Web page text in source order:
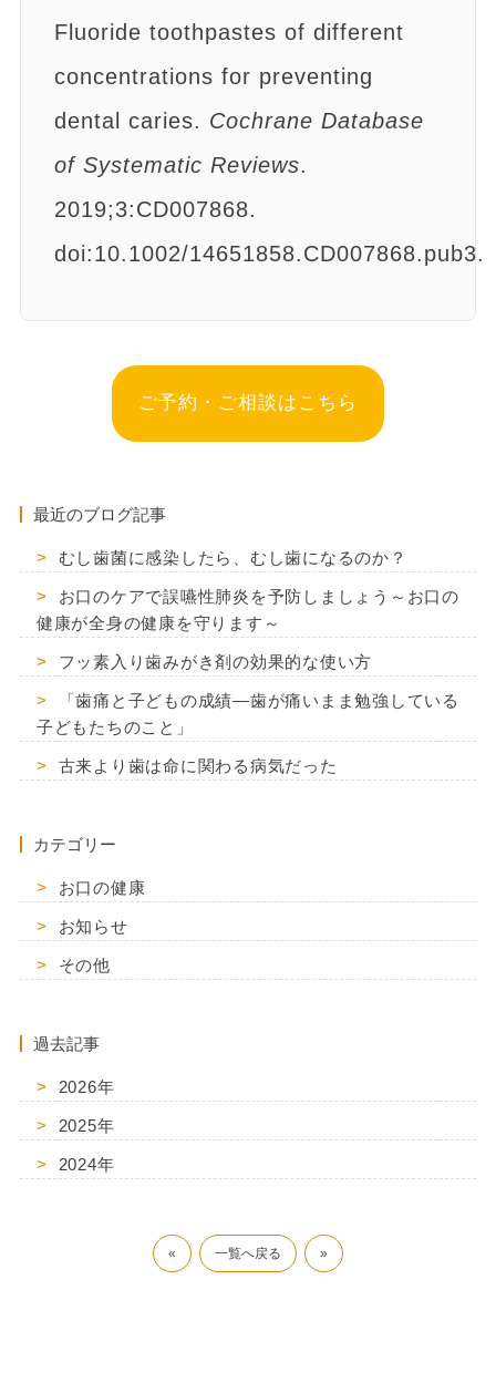
Fluoride toothpastes of different
concentrations for preventing
dental caries. Cochrane Database
of Systematic Reviews.
2019;3:CD007868.
doi:10.1002/14651858.CD007868.pub3.
ご予約・ご相談はこちら
最近のブログ記事
むし歯菌に感染したら、むし歯になるのか？
お口のケアで誤嚥性肺炎を予防しましょう～お口の
健康が全身の健康を守ります～
フッ素入り歯みがき剤の効果的な使い方
「歯痛と子どもの成績―歯が痛いまま勉強している
子どもたちのこと」
古来より歯は命に関わる病気だった
カテゴリー
お口の健康
お知らせ
その他
過去記事
2026年
2025年
2024年
« 一覧へ戻る »